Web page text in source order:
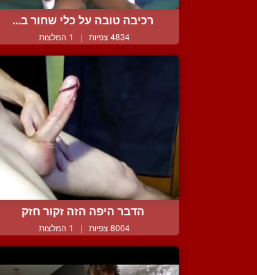
רכיבה טובה על כלי שחור ב...
4834 צפיות | 1 המלצות
הדבר היפה הזה זקור חזק
8004 צפיות | 1 המלצות